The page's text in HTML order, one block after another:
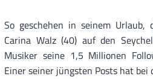
So geschehen in seinem
Carina Walz (40) auf den
Musiker seine 1,5 Millionen
Einer seiner jüngsten Posts hat